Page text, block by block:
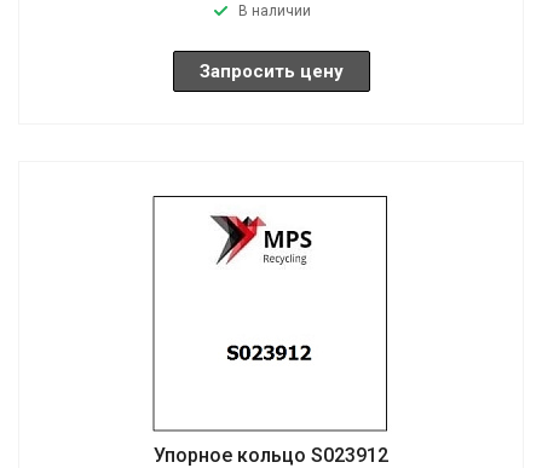
В наличии
Запросить цену
Упорное кольцо S023912